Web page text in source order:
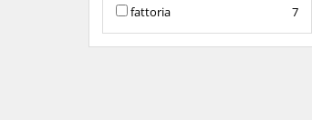
7
fattoria